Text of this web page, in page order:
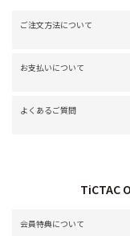
ご注文方法について
お支払いについて
よくあるご質問
TiCTAC
会員特典について